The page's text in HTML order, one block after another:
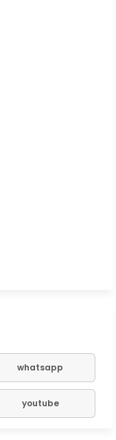
whatsapp
youtube